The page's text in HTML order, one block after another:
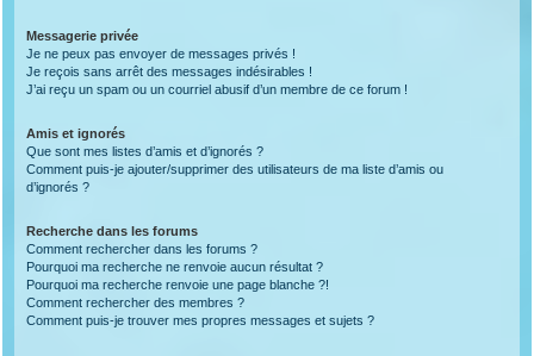
Messagerie privée
Je ne peux pas envoyer de messages privés !
Je reçois sans arrêt des messages indésirables !
J’ai reçu un spam ou un courriel abusif d’un membre de ce forum !
Amis et ignorés
Que sont mes listes d’amis et d’ignorés ?
Comment puis-je ajouter/supprimer des utilisateurs de ma liste d’amis ou
d’ignorés ?
Recherche dans les forums
Comment rechercher dans les forums ?
Pourquoi ma recherche ne renvoie aucun résultat ?
Pourquoi ma recherche renvoie une page blanche ?!
Comment rechercher des membres ?
Comment puis-je trouver mes propres messages et sujets ?